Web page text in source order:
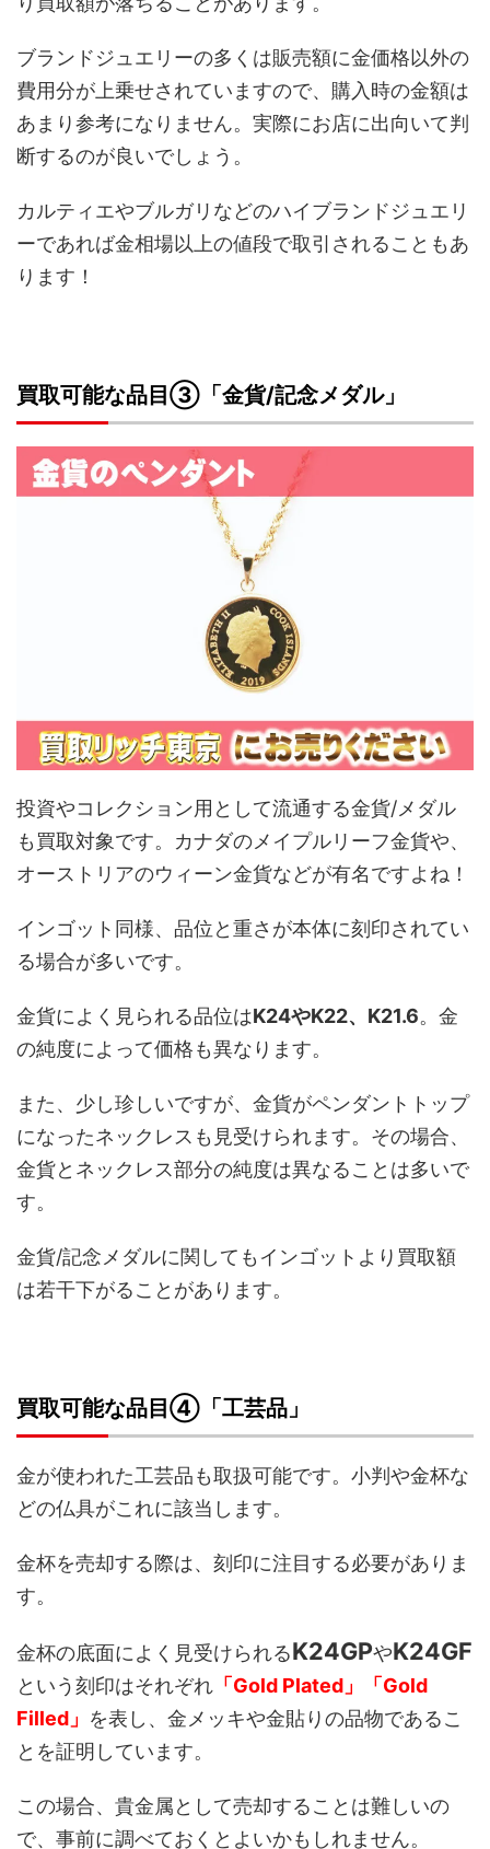
ブランドジュエリーの多くは販売額に金価格以外の
費用分が上乗せされていますので、購入時の金額は
あまり参考になりません。実際にお店に出向いて判
断するのが良いでしょう。
カルティエやブルガリなどのハイブランドジュエリ
ーであれば金相場以上の値段で取引されることもあ
ります！
買取可能な品目③「金貨/記念メダル」
投資やコレクション用として流通する金貨/メダル
も買取対象です。カナダのメイプルリーフ金貨や、
オーストリアのウィーン金貨などが有名ですよね！
インゴット同様、品位と重さが本体に刻印されてい
る場合が多いです。
金貨によく見られる品位はK24やK22、K21.6。金
の純度によって価格も異なります。
また、少し珍しいですが、金貨がペンダントトップ
になったネックレスも見受けられます。その場合、
金貨とネックレス部分の純度は異なることは多いで
す。
金貨/記念メダルに関してもインゴットより買取額
は若干下がることがあります。
買取可能な品目④「工芸品」
金が使われた工芸品も取扱可能です。小判や金杯な
どの仏具がこれに該当します。
金杯を売却する際は、刻印に注目する必要がありま
す。
金杯の底面によく見受けられるK24GPやK24GF
という刻印はそれぞれ 「Gold Plated」「Gold
Filled」 を表し、金メッキや金貼りの品物であるこ
とを証明しています。
この場合、貴金属として売却することは難しいの
で、事前に調べておくとよいかもしれません。